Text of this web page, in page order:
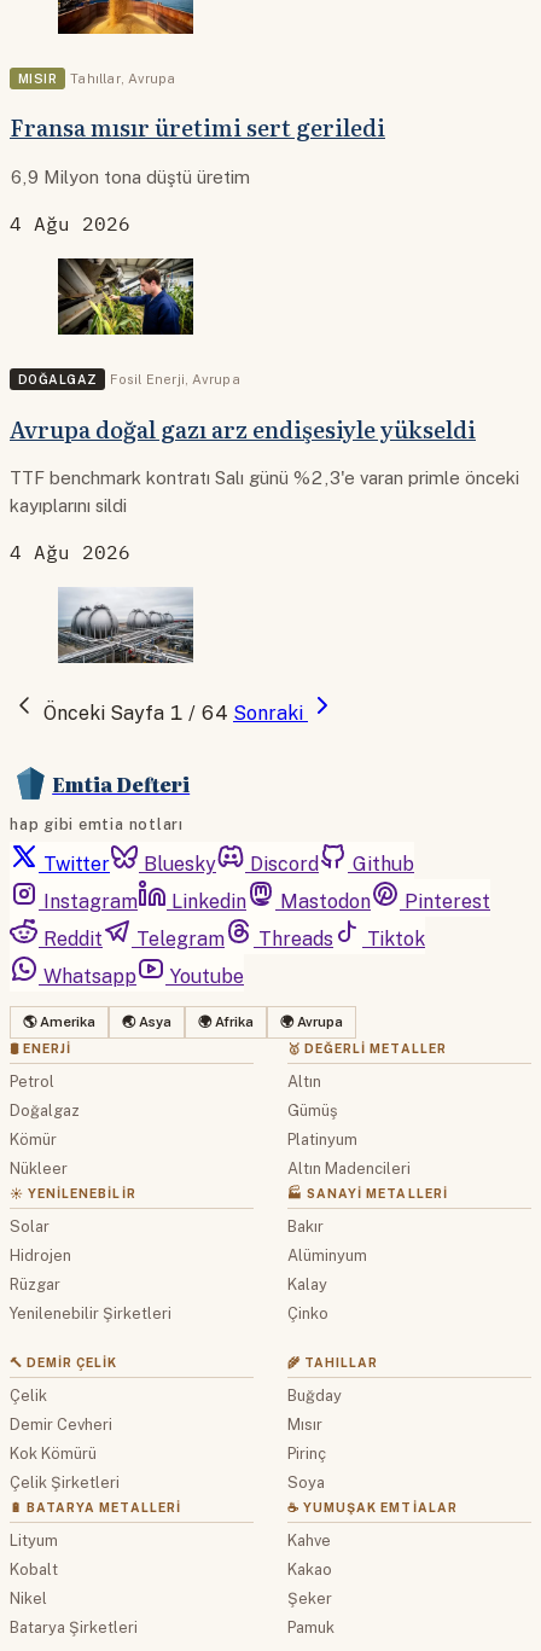
MISIR Tahıllar, Avrupa
Fransa mısır üretimi sert geriledi
6,9 Milyon tona düştü üretim
4 Ağu 2026
DOĞALGAZ Fosil Enerji Avrupa
Avrupa doğal gazı arz endişesiyle yükseldi
TTF benchmark kontratı Salı günü %2,3'e varan primle önceki
kayıplarını sildi
4 Ağu 2026
Önceki Sayfa 1 / 64 Sonraki
Emtia Defteri
hap gibi emtia notları
Twitter Bluesky Discord
Github
Instagram
Linkedin Mastodon
Pinterest
Reddit
Telegram Threads
Tiktok
Whatsapp
Youtube
🌎 Amerika 🌏 Asya 🌍 Afrika 🌍 Avrupa
🛢 ENERJI
Petrol
Doğalgaz
Kömür
Nükleer
☀️ YENILENEBILIR
Solar
Hidrojen
Rüzgar
Yenilenebilir Şirketleri
🥇 DEĞERLI METALLER
Altın
Gümüş
Platinyum
Altın Madencileri
🏭 SANAYI METALLERI
Bakır
Alüminyum
Kalay
Çinko
🔨 DEMIR ÇELIK
Çelik
Demir Cevheri
Kok Kömürü
Çelik Şirketleri
🔋 BATARYA METALLERI
Lityum
Kobalt
Nikel
Batarya Şirketleri
🌾 TAHILLAR
Buğday
Mısır
Pirinç
Soya
☕ YUMUŞAK EMTIALAR
Kahve
Kakao
Şeker
Pamuk